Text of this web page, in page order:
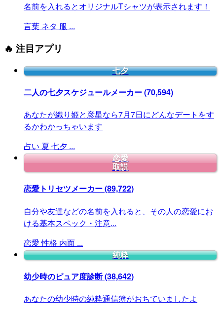
名前を入れるとオリジナルTシャツが表示されます！
言葉 ネタ 服 ...
🔥 注目アプリ
七夕
二人の七夕スケジュールメーカー(70,594)
あなたが織り姫と彦星なら7月7日にどんなデートをす
るかわかっちゃいます
占い 夏 七夕 ...
恋愛
取説
恋愛トリセツメーカー(89,722)
自分や友達などの名前を入れると、その人の恋愛にお
ける基本スペック・注意...
恋愛 性格 内面 ...
純粋
幼少時のピュア度診断(38,642)
あなたの幼少時の純粋通信簿がおちていましたよ